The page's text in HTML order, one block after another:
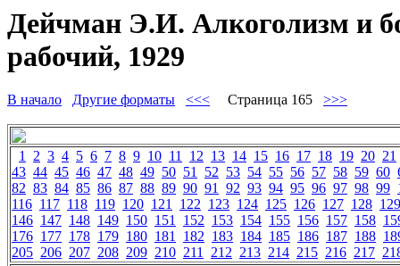
Дейчман Э.И. Алкоголизм и
рабочий, 1929
В начало Другие форматы <<< Страница 165 >>>
1 2 3 4 5 6 7 8 9 10 11 12 13 14 15 16 17 18 19 20 21
43 44 45 46 47 48 49 50 51 52 53 54 55 56 57 58 59 60
82 83 84 85 86 87 88 89 90 91 92 93 94 95 96 97 98 99
116 117 118 119 120 121 122 123 124 125 126 127 128 129
146 147 148 149 150 151 152 153 154 155 156 157 158
176 177 178 179 180 181 182 183 184 185 186 187 188
205 206 207 208 209 210 211 212 213 214 215 216 217